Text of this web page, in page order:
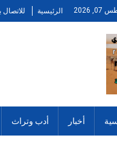
2026 الرئيسية للاتصال
أخبار أدب وتراث